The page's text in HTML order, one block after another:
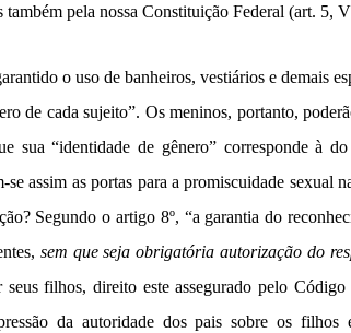
pela nossa Constituição Federal (art. 5,
o uso de banheiros, vestiários e demais
de cada sujeito”. Os meninos, portanto,
sua “identidade de gênero” corresponde à
assim as portas para a promiscuidade sexual
Segundo o artigo 8º, “a garantia do
sem que seja obrigatória autorização do
filhos, direito este assegurado pelo
da autoridade dos pais sobre os filhos